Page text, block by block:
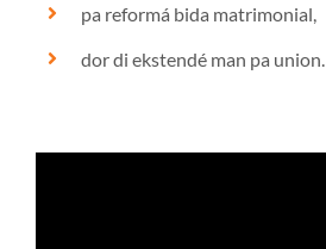
pa reformá bida matrimonial,
dor di ekstendé man pa union.